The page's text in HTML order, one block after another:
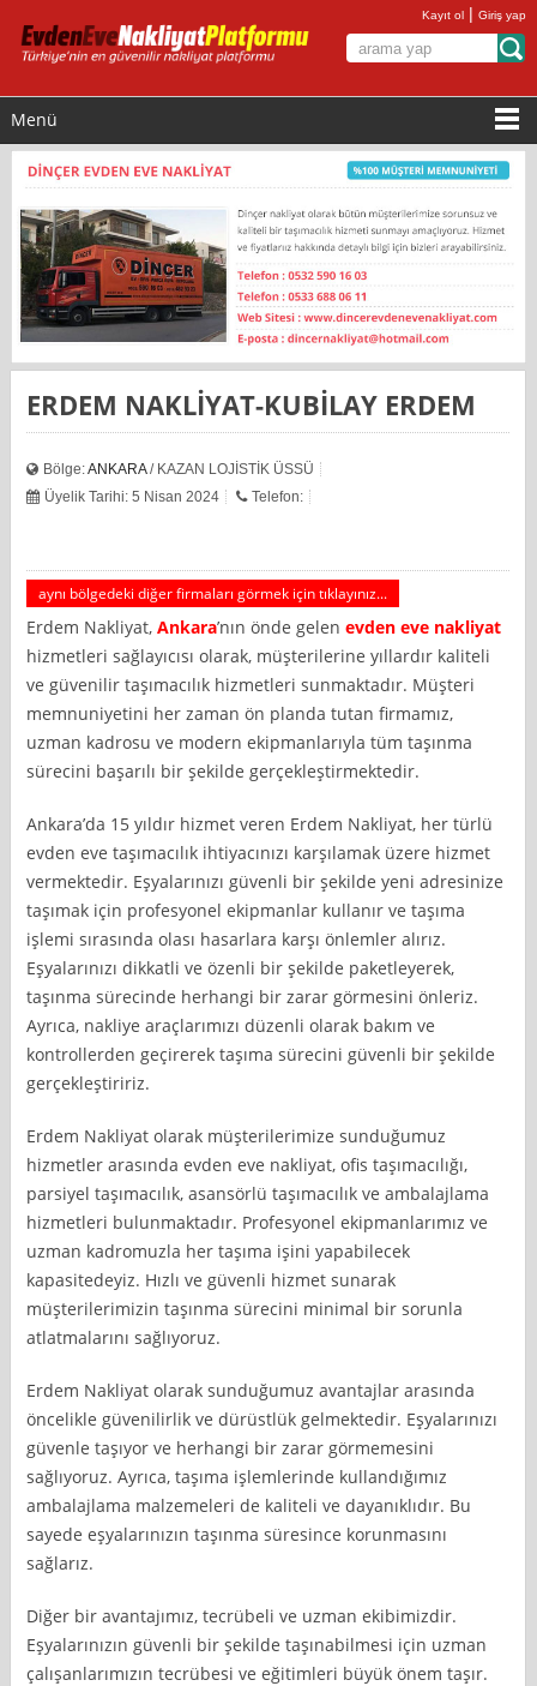
Kayıt ol |Giriş yap
Menü
ERDEM NAKLİYAT-KUBİLAY ERDEM
Bölge:ANKARA/ KAZAN LOJİSTİK ÜSSÜ
Üyelik Tarihi: 5 Nisan 2024
Telefon:
aynı bölgedeki diğer firmaları görmek için tıklayınız...
Erdem Nakliyat,Ankara’nın önde gelenevden eve nakliyat
hizmetleri sağlayıcısı olarak, müşterilerine yıllardır kaliteli
ve güvenilir taşımacılık hizmetleri sunmaktadır. Müşteri
memnuniyetini her zaman ön planda tutan firmamız,
uzman kadrosu ve modern ekipmanlarıyla tüm taşınma
sürecini başarılı bir şekilde gerçekleştirmektedir.
Ankara’da 15 yıldır hizmet veren Erdem Nakliyat, her türlü
evden eve taşımacılık ihtiyacınızı karşılamak üzere hizmet
vermektedir. Eşyalarınızı güvenli bir şekilde yeni adresinize
taşımak için profesyonel ekipmanlar kullanır ve taşıma
işlemi sırasında olası hasarlara karşı önlemler alırız.
Eşyalarınızı dikkatli ve özenli bir şekilde paketleyerek,
taşınma sürecinde herhangi bir zarar görmesini önleriz.
Ayrıca, nakliye araçlarımızı düzenli olarak bakım ve
kontrollerden geçirerek taşıma sürecini güvenli bir şekilde
gerçekleştiririz.
Erdem Nakliyat olarak müşterilerimize sunduğumuz
hizmetler arasında evden eve nakliyat, ofis taşımacılığı,
parsiyel taşımacılık, asansörlü taşımacılık ve ambalajlama
hizmetleri bulunmaktadır. Profesyonel ekipmanlarımız ve
uzman kadromuzla her taşıma işini yapabilecek
kapasitedeyiz. Hızlı ve güvenli hizmet sunarak
müşterilerimizin taşınma sürecini minimal bir sorunla
atlatmalarını sağlıyoruz.
Erdem Nakliyat olarak sunduğumuz avantajlar arasında
öncelikle güvenilirlik ve dürüstlük gelmektedir. Eşyalarınızı
güvenle taşıyor ve herhangi bir zarar görmemesini
sağlıyoruz. Ayrıca, taşıma işlemlerinde kullandığımız
ambalajlama malzemeleri de kaliteli ve dayanıklıdır. Bu
sayede eşyalarınızın taşınma süresince korunmasını
sağlarız.
Diğer bir avantajımız, tecrübeli ve uzman ekibimizdir.
Eşyalarınızın güvenli bir şekilde taşınabilmesi için uzman
çalışanlarımızın tecrübesi ve eğitimleri büyük önem taşır.